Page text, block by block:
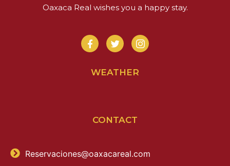
Oaxaca Real wishes you a happy stay.
WEATHER
CONTACT
Reservaciones@oaxacareal.com